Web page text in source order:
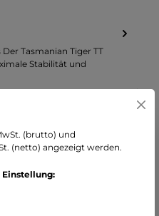
Tasmanian Tiger TT
Stabilität und
verfübar... Mehr
(brutto) und
(netto) angezeigt werden.